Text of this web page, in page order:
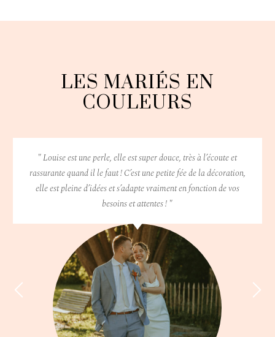
LES MARIÉS EN
COULEURS
" Louise est une perle, elle est super douce, très à l’écoute et
rassurante quand il le faut ! C’est une petite fée de la décoration,
elle est pleine d’idées et s’adapte vraiment en fonction de vos
besoins et attentes ! "